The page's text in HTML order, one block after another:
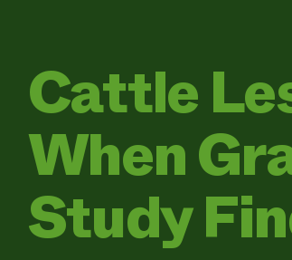
Cattle
When
Study